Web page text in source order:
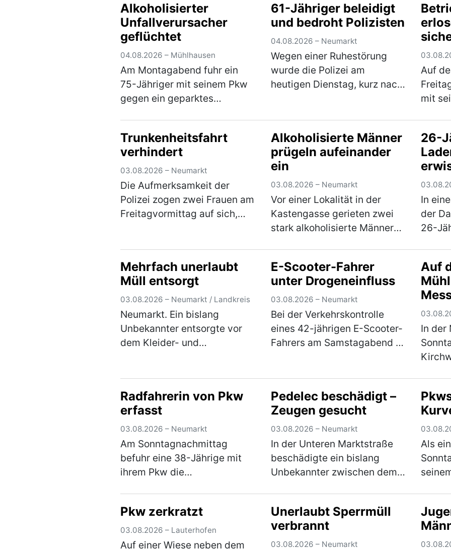
dem Radweg von
Weihersdorf in Richtun…
(mehr)
Eingangstor und verursachte
einen Sachschaden in Höhe
von rund 5.000 €. Der…
(mehr)
und
Alkoholisierter
Unfallverursacher
geflüchtet
04.08.2026 – Mühlhausen
Am Montagabend fuhr ein
75-Jähriger mit seinem Pkw
gegen ein geparktes
sich anschließend unerlaubt
von der Unfallstelle. Ein
aufmerksamer Zeuge konnte
den U…(mehr)
61-Jähriger beleidigt
und bedroht Polizisten
04.08.2026 – Neumarkt
Wegen einer Ruhestörung
wurde die Polizei am
heutigen Dienstag, kurz nach
jährige Bewohner zeigte sich
über den Besuch jedoch
nicht…
Auf
mit
Trunkenheitsfahrt
verhindert
03.08.2026 – Neumarkt
Die Aufmerksamkeit der
Polizei zogen zwei Frauen am
Freitagvormittag auf sich,
waren. Die Beamten
bemerkten schnell, …
Alkoholisierte Männer
prügeln aufeinander
ein
03.08.2026 – Neumarkt
Vor einer Lokalität in der
Kastengasse gerieten zwei
stark alkoholisierte Männer
einen Streit, in dessen Verlauf
die beiden gegenseitig
aufeinander ein…(mehr)
26-
In
der
26-
den
Mehrfach unerlaubt
Müll entsorgt
03.08.2026 – Neumarkt / Landkreis
Neumarkt. Ein bislang
Unbekannter entsorgte vor
dem Kleider- und
Flachbildfernseher. Ein
aufmerksamer Zeuge konnte
sich das Kennzeic…
E-Scooter-Fahrer
unter Drogeneinfluss
03.08.2026 – Neumarkt
Bei der Verkehrskontrolle
eines 42-jährigen E-Scooter-
Fahrers am Samstagabend in
Betäubungsmitteln stand. Die
Weiterfahrt wurde…(mehr)
Auf
In der
Streit.
Radfahrerin von Pkw
erfasst
03.08.2026 – Neumarkt
Am Sonntagnachmittag
befuhr eine 38-Jährige mit
ihrem Pkw die
rechts auf eine Wiese
einbiegen wollte, übersah sie
eine 66-jährige Radfahrerin,
Pedelec beschädigt –
Zeugen gesucht
03.08.2026 – Neumarkt
In der Unteren Marktstraße
beschädigte ein bislang
Unbekannter zwischen dem
ein verperrt abgestelltes
Fahrrad. Der Täter baute den
Sattel ab und r…(mehr)
Als
Pkw
nicht
Pkw zerkratzt
03.08.2026 – Lauterhofen
Auf einer Wiese neben dem
Unerlaubt Sperrmüll
verbrannt
03.08.2026 – Neumarkt